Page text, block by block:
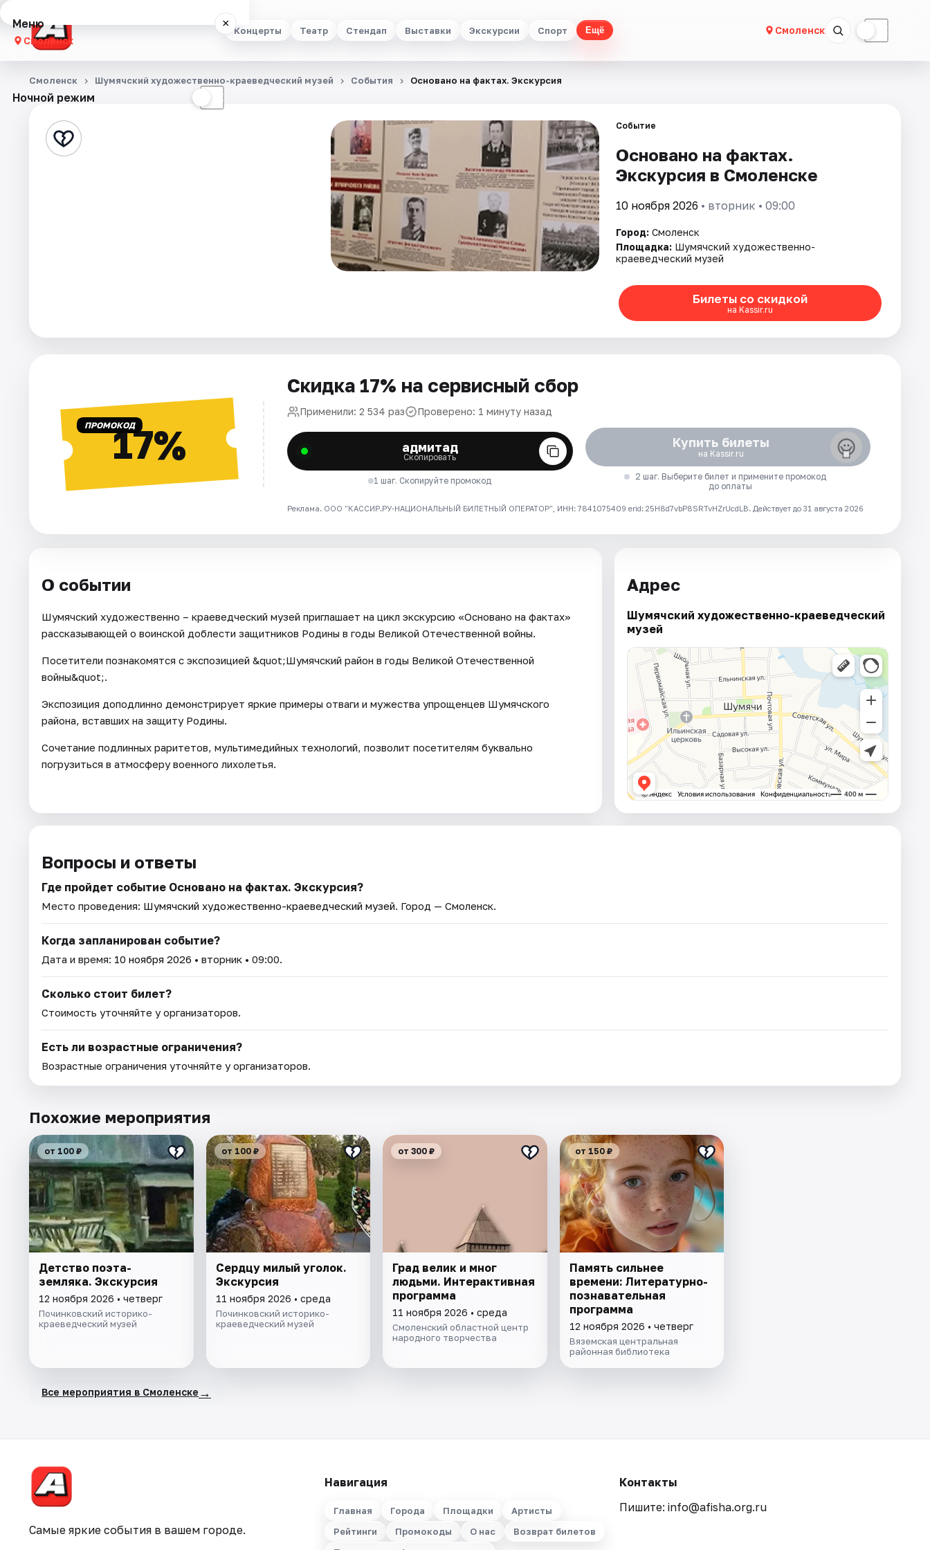
Концерты Театр Стендап Выставки Экскурсии Спорт Ещё Смоленск ☾
Меню ×
Смоленск
Концерты
Стендап
Рейтинги
Ночной режим ☾
Смоленск Шумячский художественно-краеведческий музей События Основано на фактах. Экскурсия
Событие
Основано на фактах.
Экскурсия в Смоленске
10 ноября 2026 • вторник • 09:00
Город: Смоленск
Площадка: Шумячский художественно-
краеведческий музей
Билеты со скидкой
на Kassir.ru
ПРОМОКОД17%
Скидка 17% на сервисный сбор
Применили: 2 534 раз Проверено: 1 минуту назад
адмитад
Скопировать
1 шаг. Скопируйте промокод
Купить билеты
на Kassir.ru
2 шаг. Выберите билет и примените промокод
до оплаты
Реклама. ООО "КАССИР.РУ-НАЦИОНАЛЬНЫЙ БИЛЕТНЫЙ ОПЕРАТОР", ИНН: 7841075409 erid: 25H8d7vbP8SRTvHZrUcdLB. Действует до 31 августа 2026
О событии
Шумячский художественно – краеведческий музей приглашает на цикл экскурсию «Основано на фактах»
рассказывающей о воинской доблести защитников Родины в годы Великой Отечественной войны.
Посетители познакомятся с экспозицией &quot;Шумячский район в годы Великой Отечественной
войны&quot;.
Экспозиция доподлинно демонстрирует яркие примеры отваги и мужества упрощенцев Шумячского
района, вставших на защиту Родины.
Сочетание подлинных раритетов, мультимедийных технологий, позволит посетителям буквально
погрузиться в атмосферу военного лихолетья.
Адрес
Шумячский художественно-краеведческий
музей
Вопросы и ответы
Где пройдет событие Основано на фактах. Экскурсия?
Место проведения: Шумячский художественно-краеведческий музей. Город — Смоленск.
Когда запланирован событие?
Дата и время: 10 ноября 2026 • вторник • 09:00.
Сколько стоит билет?
Стоимость уточняйте у организаторов.
Есть ли возрастные ограничения?
Возрастные ограничения уточняйте у организаторов.
Похожие мероприятия
от 100 ₽
Детство поэта-
земляка. Экскурсия
12 ноября 2026 • четверг
Починковский историко-
краеведческий музей
от 100 ₽
Сердцу милый уголок.
Экскурсия
11 ноября 2026 • среда
Починковский историко-
краеведческий музей
от 300 ₽
Град велик и мног
людьми. Интерактивная
программа
11 ноября 2026 • среда
Смоленский областной центр
народного творчества
от 150 ₽
Память сильнее
времени: Литературно-
познавательная
программа
12 ноября 2026 • четверг
Вяземская центральная
районная библиотека
Все мероприятия в Смоленске →
Самые яркие события в вашем городе.
Навигация
Главная Города Площадки
Артисты
Рейтинги
Промокоды О нас
Возврат билетов
Контакты
Пишите: info@afisha.org.ru